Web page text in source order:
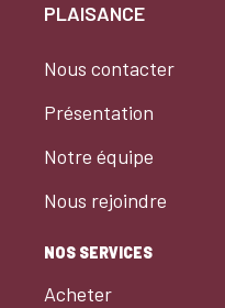
PLAISANCE
Nous contacter
Présentation
Notre équipe
Nous rejoindre
NOS SERVICES
Acheter